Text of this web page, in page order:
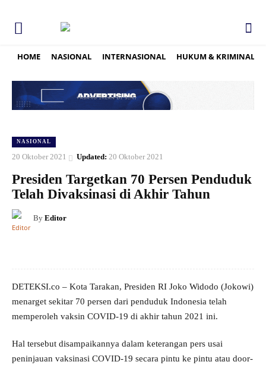
HOME NASIONAL INTERNASIONAL HUKUM & KRIMINAL
NASIONAL
20 Oktober 2021 Updated: 20 Oktober 2021
Presiden Targetkan 70 Persen Penduduk
Telah Divaksinasi di Akhir Tahun
By Editor
DETEKSI.co – Kota Tarakan, Presiden RI Joko Widodo (Jokowi)
menarget sekitar 70 persen dari penduduk Indonesia telah
memperoleh vaksin COVID-19 di akhir tahun 2021 ini.
Hal tersebut disampaikannya dalam keterangan pers usai
peninjauan vaksinasi COVID-19 secara pintu ke pintu atau door-